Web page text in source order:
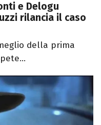
e Delogu
rilancia il caso
della prima